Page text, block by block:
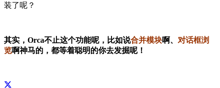
装了呢？
其实，Orca不止这个功能呢，比如说合并模块啊、 对话框浏
览啊神马的，都等着聪明的你去发掘呢！